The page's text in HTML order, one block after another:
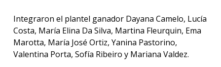
Integraron el plantel ganador Dayana Camelo, Lucía
Costa, María Elina Da Silva, Martina Fleurquin, Ema
Marotta, María José Ortiz, Yanina Pastorino,
Valentina Porta, Sofía Ribeiro y Mariana Valdez.